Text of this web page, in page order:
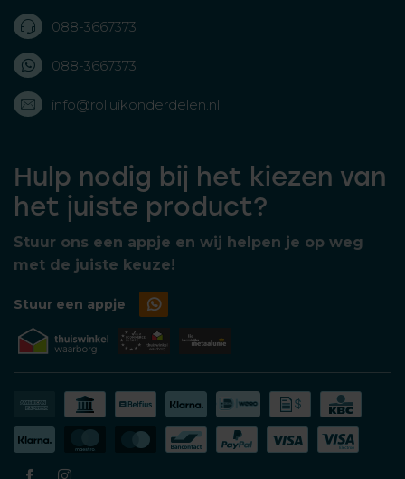
088-3667373
088-3667373
info@rolluikonderdelen.nl
Hulp nodig bij het kiezen van
het juiste product?
Stuur ons een appje en wij helpen je op weg
met de juiste keuze!
Stuur een appje